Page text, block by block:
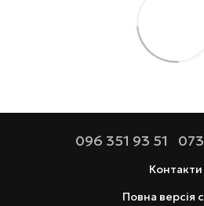
096 351 93 51
Контакти
Повна версія